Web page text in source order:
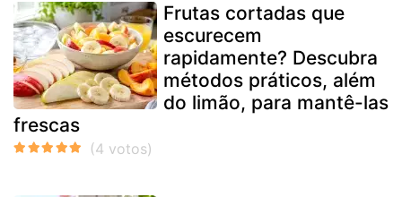
Frutas cortadas que
escurecem
rapidamente? Descubra
métodos práticos, além
do limão, para mantê-las
frescas